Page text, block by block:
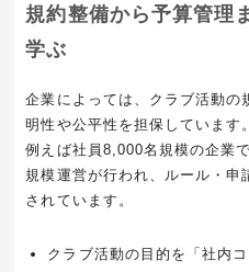
規約整備から予算管理
学ぶ
企業によっては、クラブ活動の
明性や公平性を担保しています。
例えば社員8,000名規模の企業
規模運営が行われ、ルール・申
されています。
クラブ活動の目的を「社内